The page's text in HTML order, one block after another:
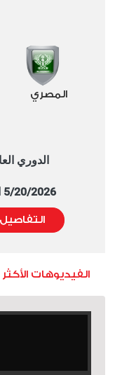
المصري
الدوري العام -
5/20/2026 التوقيت 8:00 PM
التفاصيل
الفيديوهات